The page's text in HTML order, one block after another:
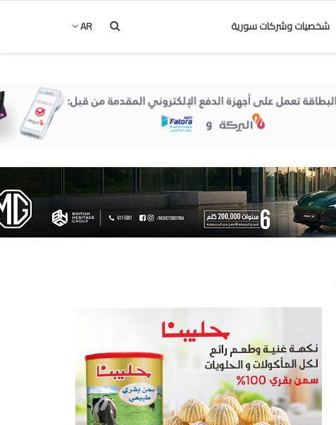
شخصيات وشركات سورية AR